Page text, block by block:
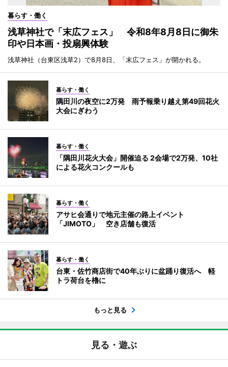
暮らす・働く
浅草神社で「末広フェス」 令和8年8月8日に御朱
印や日本画・投扇興体験
浅草神社（台東区浅草2）で8月8日、「末広フェス」が開かれる。
暮らす・働く
隅田川の夜空に2万発 雨予報乗り越え第49回花火
大会にぎわう
暮らす・働く
「隅田川花火大会」開催迫る 2会場で2万発、10社
による花火コンクールも
暮らす・働く
アサヒ会通りで地元主催の路上イベント
「JIMOTO」 空き店舗も復活
暮らす・働く
台東・佐竹商店街で40年ぶりに盆踊り復活へ 軽
トラ荷台を櫓に
もっと見る
見る・遊ぶ